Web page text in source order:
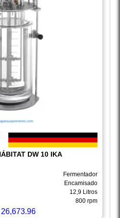
DW 10 IKA
Fermentador
Encamisado
12,9 Litros
800 rpm
26,673.96